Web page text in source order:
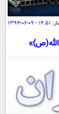
۱۴:۵۱ - ۰۹-۰۶-۱۳۹۴